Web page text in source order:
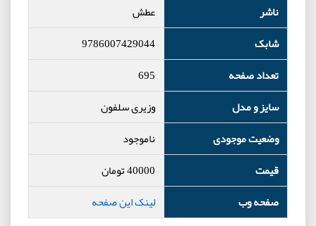
ناشر
عطش
شابک
9786007429044
تعداد صفحه
695
سایز و مدل
وزیری سلفون
وضعیت موجودی
ناموجود
قیمت
40000تومان
صفحه وب
لینک این صفحه